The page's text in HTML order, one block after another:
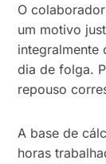
O
um motivo
integralmente
dia de folga.
repouso
A base de
horas